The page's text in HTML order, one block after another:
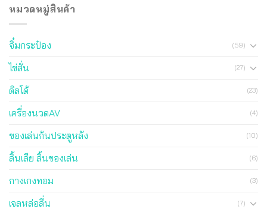
หมวดหมู่สินค้า
จิ๋มกระป๋อง (59)
ไข่สั่น (27)
ดิลโด้ (23)
เครื่องนวดAV (4)
ของเล่นก้นประตูหลัง (10)
ลิ้นเลีย ลิ้นของเล่น (6)
กางเกงทอม (3)
เจลหล่อลื่น (7)